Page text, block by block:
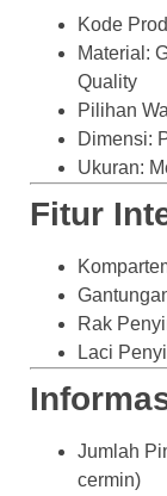
Kode
Material:
Quality
Pilihan
Dimensi:
Ukuran:
Fitur
Rak
Laci
Jumlah
cermin)